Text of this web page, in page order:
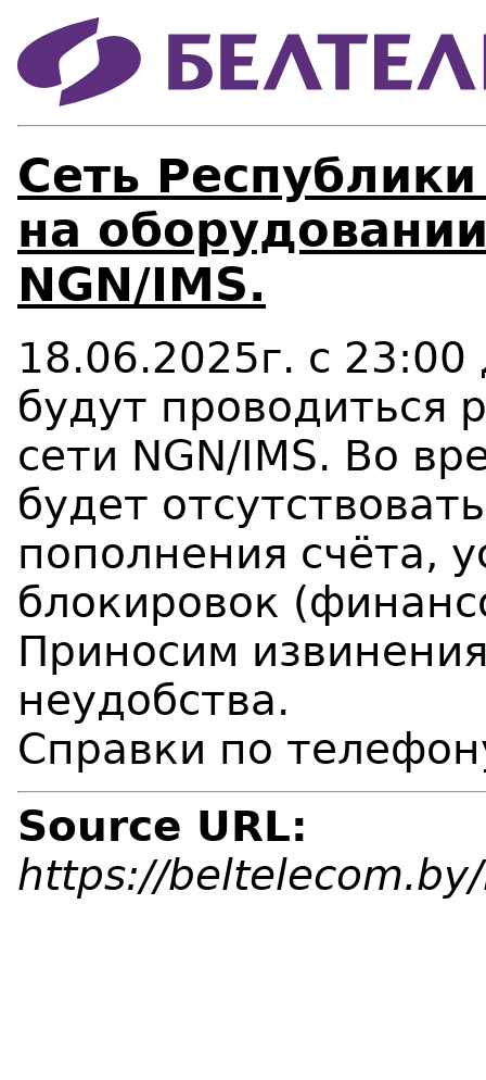
Сеть
на
NGN/IMS.
18.06.2025г. с
будут проводиться
сети NGN/IMS. Во
будет
пополнения счёта,
блокировок
Приносим
неудобства.
Справки по
Source URL:
https://